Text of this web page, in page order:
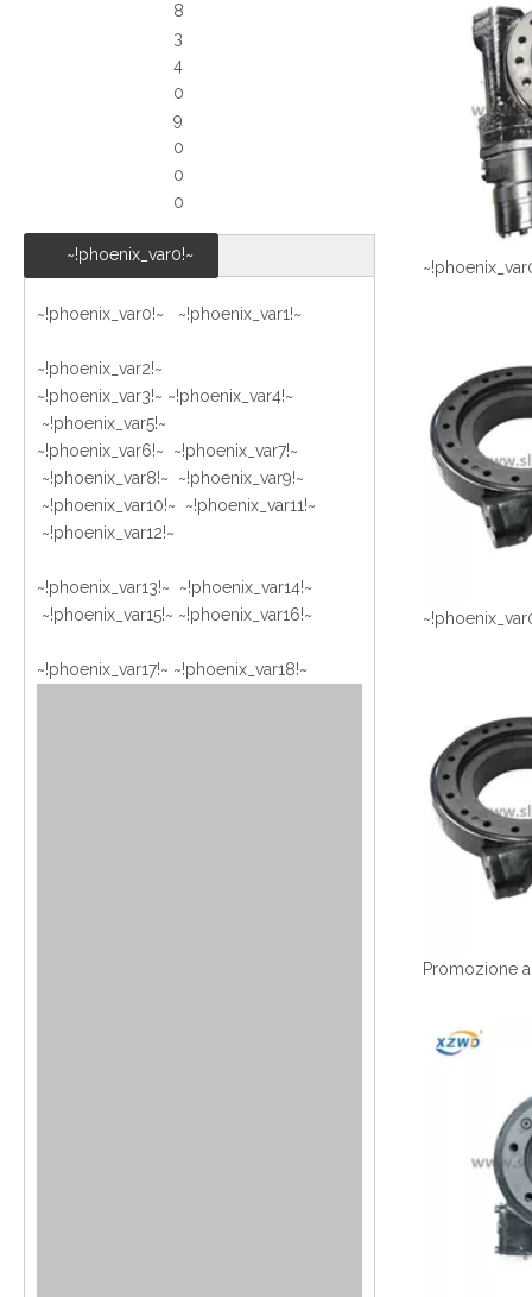
8
3
4
0
9
0
0
0
~!phoenix_var0!~
~!phoenix_var0!~ ~!phoenix_var1!~
~!phoenix_var2!~
~!phoenix_var3!~ ~!phoenix_var4!~
~!phoenix_var5!~
~!phoenix_var6!~ ~!phoenix_var7!~
~!phoenix_var8!~ ~!phoenix_var9!~
~!phoenix_var10!~ ~!phoenix_var11!~
~!phoenix_var12!~
~!phoenix_var13!~ ~!phoenix_var14!~
~!phoenix_var15!~ ~!phoenix_var16!~
~!phoenix_var17!~ ~!phoenix_var18!~